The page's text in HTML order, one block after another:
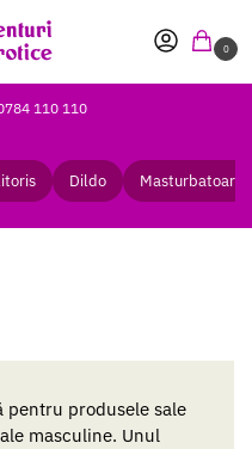
0
110 110
Dildo Masturbatoare
pentru produsele sale
masculine. Unul